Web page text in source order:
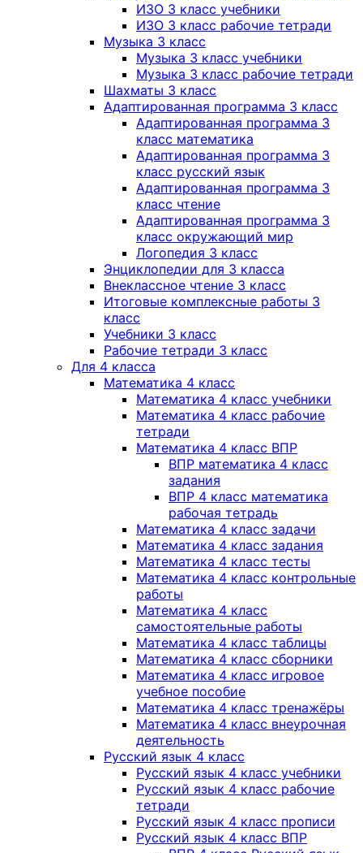
ИЗО 3 класс учебники
ИЗО 3 класс рабочие тетради
Музыка 3 класс
Музыка 3 класс учебники
Музыка 3 класс рабочие тетради
Шахматы 3 класс
Адаптированная программа 3 класс
Адаптированная программа 3
класс математика
Адаптированная программа 3
класс русский язык
Адаптированная программа 3
класс чтение
Адаптированная программа 3
класс окружающий мир
Логопедия 3 класс
Энциклопедии для 3 класса
Внеклассное чтение 3 класс
Итоговые комплексные работы 3
класс
Учебники 3 класс
Рабочие тетради 3 класс
Для 4 класса
Математика 4 класс
Математика 4 класс учебники
Математика 4 класс рабочие
тетради
Математика 4 класс ВПР
ВПР математика 4 класс
задания
ВПР 4 класс математика
рабочая тетрадь
Математика 4 класс задачи
Математика 4 класс задания
Математика 4 класс тесты
Математика 4 класс контрольные
работы
Математика 4 класс
самостоятельные работы
Математика 4 класс таблицы
Математика 4 класс сборники
Математика 4 класс игровое
учебное пособие
Математика 4 класс тренажёры
Математика 4 класс внеурочная
деятельность
Русский язык 4 класс
Русский язык 4 класс учебники
Русский язык 4 класс рабочие
тетради
Русский язык 4 класс прописи
Русский язык 4 класс ВПР